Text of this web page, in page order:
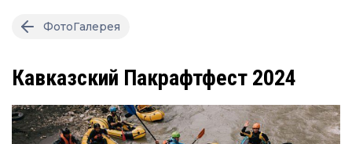
ФотоГалерея
Кавказский Пакрафтфест 2024